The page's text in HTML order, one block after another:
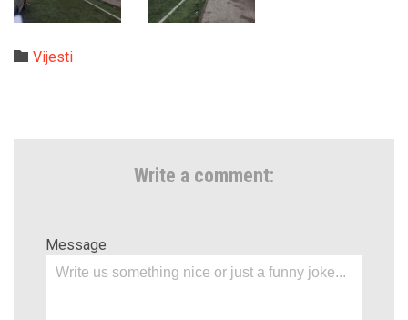
 Category
Vijesti
Write a comment:
Message